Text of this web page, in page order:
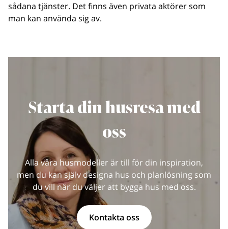
sådana tjänster. Det finns även privata aktörer som
man kan använda sig av.
Starta din husresa med
oss
Alla våra husmodeller är till för din inspiration,
men du kan själv designa hus och planlösning som
du vill när du väljer att bygga hus med oss.
Kontakta oss